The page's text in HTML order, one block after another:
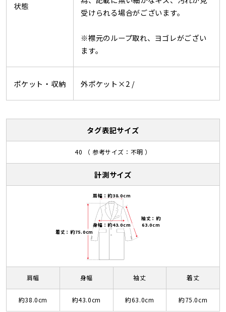
状態
受けられる場合がございます。
※襟元のループ取れ、ヨゴレがござい
ます。
ポケット・収納 外ポケット×2 /
タグ表記サイズ
40 （ 参考サイズ：不明 ）
計測サイズ
肩幅：約38.0cm
身幅：約43.0cm
袖丈：約
63.0cm
着丈：約75.0cm
肩幅
約38.0cm
身幅
約43.0cm
袖丈
約63.0cm
着丈
約75.0cm